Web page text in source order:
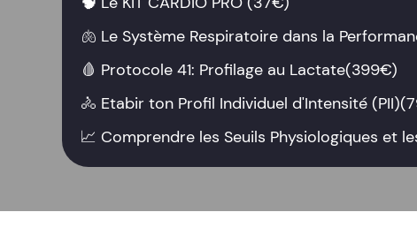
🫁 Le Système Respiratoire dans la
🩸 Protocole 41: Profilage au Lactate(399€)
🚴 Etabir ton Profil Individuel d'Intensité (PII)
📈 Comprendre les Seuils Physiologiques et